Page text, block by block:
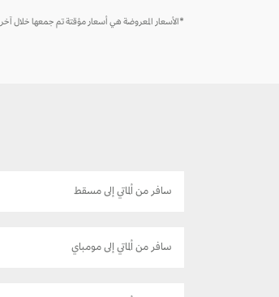
*الأسعار المعروضة هي أسعار مؤقتة تم جمعها خلال آخر 48 ساعة وقد لا تكون متاحة وقت الحجز
سافر من ألماتي إلى مسقط
سافر من ألماتي إلى مومباي